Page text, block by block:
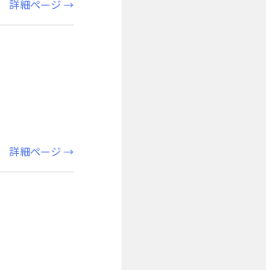
詳細ページ →
詳細ページ →